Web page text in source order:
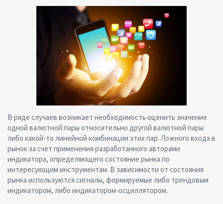
В ряде случаев возникает необходимость оценить значение
одной валютной пары относительно другой валютной пары
либо какой-то линейной комбинации этих пар. Ложного входа в
рынок за счет применения разработанного авторами
индикатора, определяющего состояние рынка по
интересующим инструментам. В зависимости от состояния
рынка используются сигналы, формируемые либо трендовым
индикатором, либо индикатором-осциллятором.